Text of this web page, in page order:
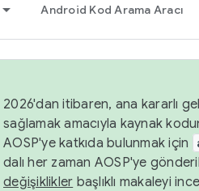
Android Kod Arama Aracı
2026'dan itibaren, ana kararlı
sağlamak amacıyla kaynak
AOSP'ye katkıda bulunmak için
dalı her zaman AOSP'ye
değişiklikler başlıklı makaleyi